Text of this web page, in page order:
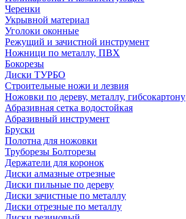
Черенки
Укрывной материал
Уголоки оконные
Режущий и зачистной инструмент
Ножници по металлу, ПВХ
Бокорезы
Диски ТУРБО
Строительные ножи и лезвия
Ножовки по дереву, металлу, гибсокартону
Абразивная сетка водостойкая
Абразивный инструмент
Бруски
Полотна для ножовки
Труборезы Болторезы
Держатели для коронок
Диски алмазные отрезные
Диски пильные по дереву
Диски зачистные по металлу
Диски отрезные по металлу